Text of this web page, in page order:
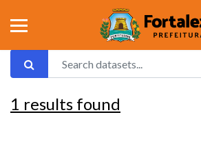
1 results found